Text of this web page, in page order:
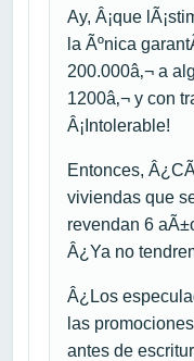
Ay, Â¡que
la Ãºnica
200.000â‚¬ a
1200â‚¬ y con
Â¡Intolerable!
Entonces,
viviendas que
revendan 6
Â¿Ya no
Â¿Los
las
antes de